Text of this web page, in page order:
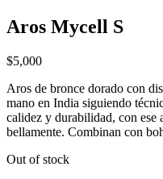
Aros Mycell S
$5,000
Aros de bronce dorado con
mano en India siguiendo
calidez y durabilidad, con ese
bellamente. Combinan con
Out of stock